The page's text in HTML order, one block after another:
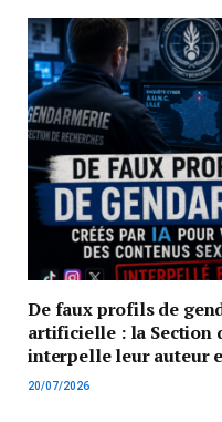
De faux profils de
artificielle : la Section
interpelle leur auteur
20/07/2026